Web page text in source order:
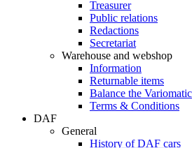
Treasurer
Public relations
Redactions
Secretariat
Warehouse and webshop
Information
Returnable items
Balance the Variomatic
Terms & Conditions
DAF
General
History of DAF cars